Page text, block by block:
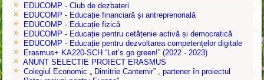
EDUCOMP - Club de dezbateri
EDUCOMP - Educație financiară și antreprenorială
EDUCOMP - Educație fizică
EDUCOMP - Educație pentru cetățenie activă și democratică
EDUCOMP - Educație pentru dezvoltarea competențelor digitale
Erasmus+ KA220-SCH “Let’s go green!” (2022 - 2023)
ANUNT SELECTIE PROIECT ERASMUS
Colegiul Economic „ Dimitrie Cantemir” , partener în proiectul